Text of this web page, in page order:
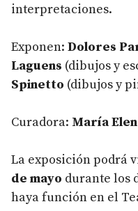
interpretaciones.
Exponen: Dolores
Laguens (dibujos y
Spinetto (dibujos y
Curadora: María
La exposición podrá
de mayo durante los
haya función en el